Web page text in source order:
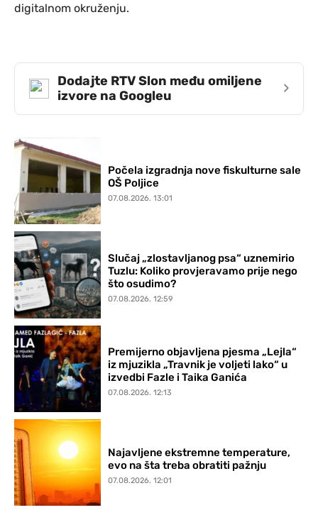
digitalnom okruženju.
Dodajte RTV Slon među omiljene
izvore na Googleu
›
Počela izgradnja nove fiskulturne sale
OŠ Poljice
07.08.2026. 13:01
Slučaj „zlostavljanog psa“ uznemirio
Tuzlu: Koliko provjeravamo prije nego
što osudimo?
07.08.2026. 12:59
Premijerno objavljena pjesma „Lejla“
iz mjuzikla „Travnik je voljeti lako“ u
izvedbi Fazle i Taika Ganića
07.08.2026. 12:13
Najavljene ekstremne temperature,
evo na šta treba obratiti pažnju
07.08.2026. 12:01